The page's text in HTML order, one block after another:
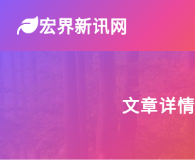
宏界新讯网
文章详情